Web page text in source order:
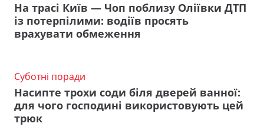
На трасі Київ — Чоп поблизу Оліївки ДТП
із потерпілими: водіїв просять
врахувати обмеження
Суботні поради
Насипте трохи соди біля дверей ванної:
для чого господині використовують цей
трюк